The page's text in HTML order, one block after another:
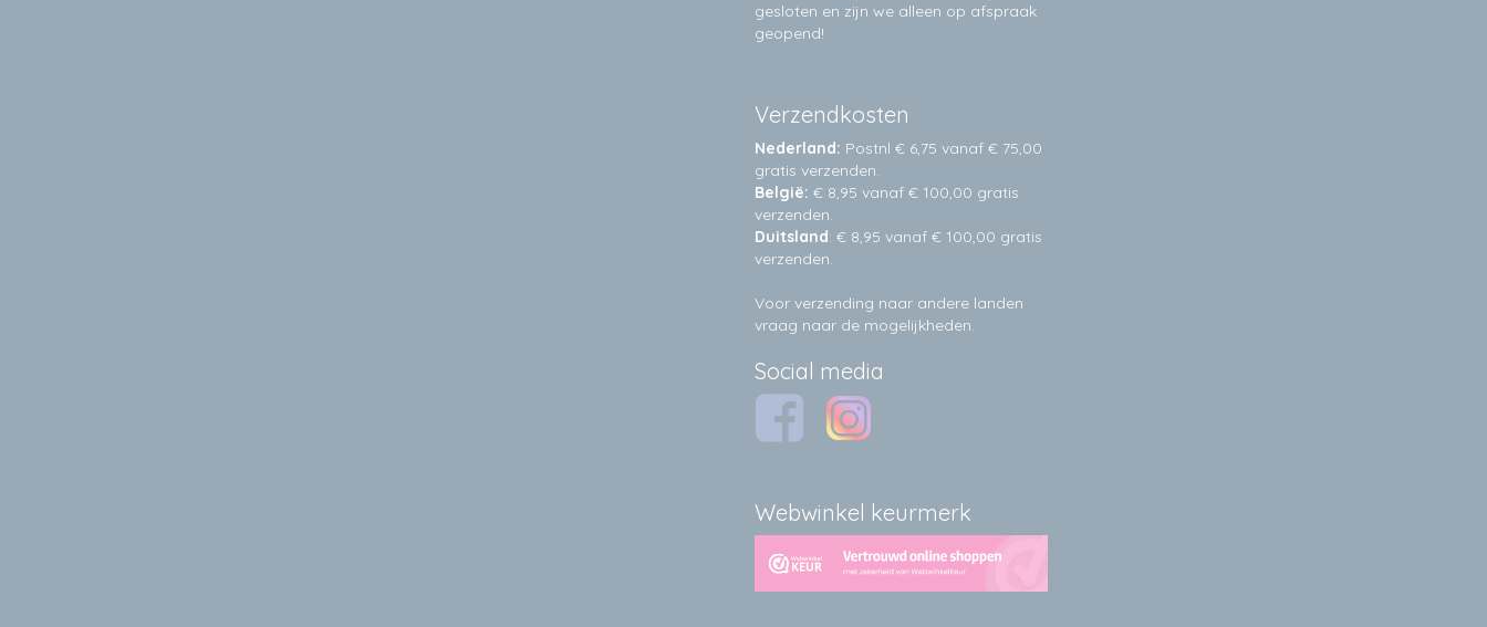
gesloten en zijn we alleen op afspraak
geopend!
Verzendkosten
Nederland: Postnl € 6,75 vanaf € 75,00
gratis verzenden.
België: € 8,95 vanaf € 100,00 gratis
verzenden.
Duitsland: € 8,95 vanaf € 100,00 gratis
verzenden.
Voor verzending naar andere landen
vraag naar de mogelijkheden.
Social media
Webwinkel keurmerk